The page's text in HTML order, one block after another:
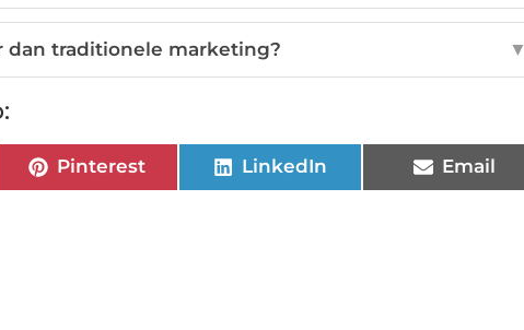
dan traditionele marketing? ▼
Pinterest LinkedIn Email